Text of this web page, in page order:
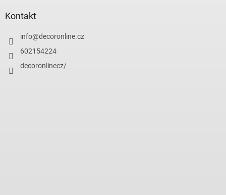
Kontakt
info@decoronline.cz
602154224
decoronlinecz/